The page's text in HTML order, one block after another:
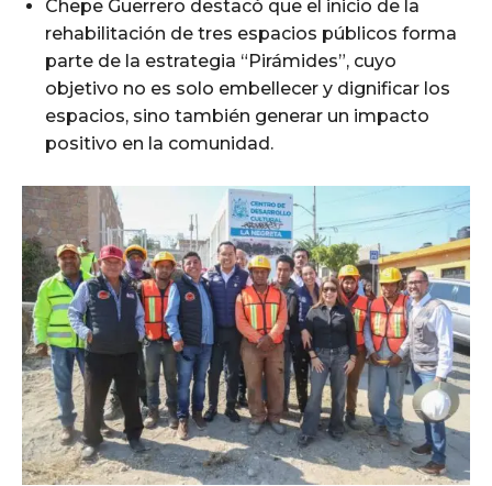
Chepe Guerrero destacó que el inicio de la
rehabilitación de tres espacios públicos forma
parte de la estrategia “Pirámides”, cuyo
objetivo no es solo embellecer y dignificar los
espacios, sino también generar un impacto
positivo en la comunidad.